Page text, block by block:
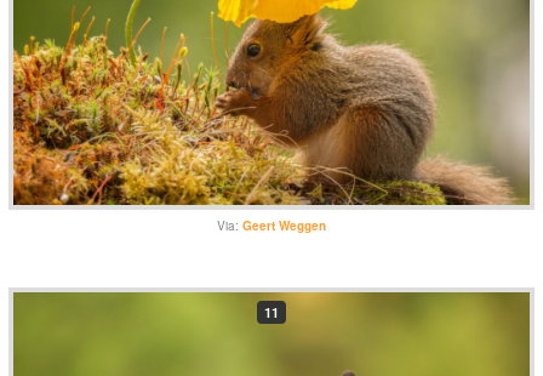
Via: Geert Weggen
11